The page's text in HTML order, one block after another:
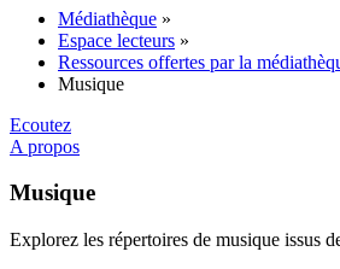
Médiathèque »
Espace lecteurs »
Ressources offertes par la
Musique
Ecoutez
A propos
Musique
Explorez les répertoires de musique issus